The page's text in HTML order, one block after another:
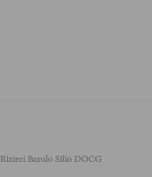
Rizieri Barolo Silio DOCG